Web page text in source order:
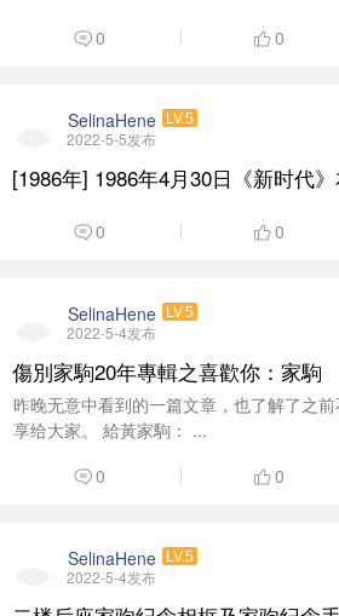
0 0
SelinaHene LV.5
2022-5-5发布
[1986年] 1986年4月30日《新时代
0 0
SelinaHene LV.5
2022-5-4发布
傷別家駒20年專輯之喜歡你：家駒
昨晚无意中看到的一篇文章，也了解了之
享给大家。 給黃家駒： ...
0
0
SelinaHene LV.5
2022-5-4发布